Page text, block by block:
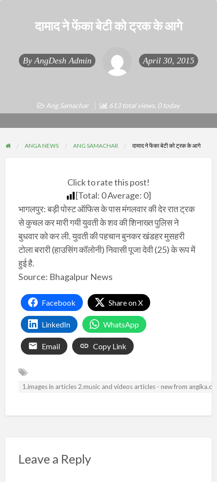
दामाद ने फेंका बेटी को ट्रक के आगे
By AngDesh Admin April 30, 2015
Ang Samachar 613 total views, 0 today
ANGA NEWS ANG SAMACHAR दामाद ने फेंका बेटी को ट्रक के आगे
Click to rate this post!
[Total: 0Average: 0]
भागलपुर: बड़ी पोस्ट ऑफिस के पास मंगलवार की देर रात ट्रक
से कुचल कर मारी गयी युवती के शव की शिनाख्त पुलिस ने
बुधवार को कर ली. युवती की पहचान बुनकर खंडहर मुसहरी
टोला बरारी (हाउसिंग कॉलोनी) निवासी पूजा देवी (25) के रूप में
हुई है.
Source: Bhagalpur News
Facebook Share on X
LinkedIn WhatsApp
Email Copy Link
1.images in articles 2.music and videos articles - new from
Leave a Reply